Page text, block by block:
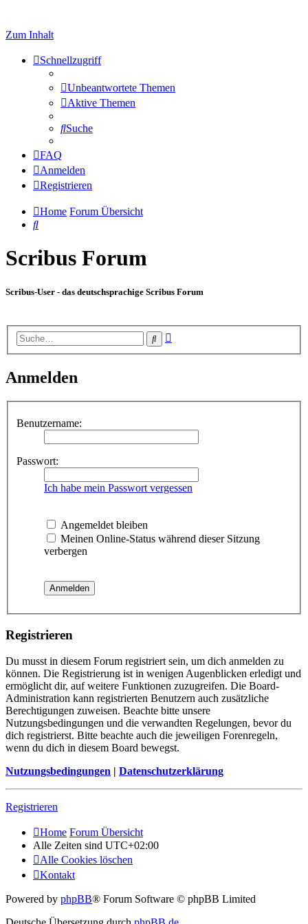
Zum Inhalt
Schnellzugriff
Unbeantwortete Themen
Aktive Themen
Suche
FAQ
Anmelden
Registrieren
Home Forum Übersicht
Suche
Scribus Forum
Scribus-User - das deutschsprachige Scribus Forum
Suche
Anmelden
Benutzername:
Passwort:
Ich habe mein Passwort vergessen
Angemeldet bleiben
Meinen Online-Status während dieser Sitzung
verbergen
Registrieren
Du musst in diesem Forum registriert sein, um dich anmelden zu
können. Die Registrierung ist in wenigen Augenblicken erledigt und
ermöglicht dir, auf weitere Funktionen zuzugreifen. Die Board-
Administration kann registrierten Benutzern auch zusätzliche
Berechtigungen zuweisen. Beachte bitte unsere
Nutzungsbedingungen und die verwandten Regelungen, bevor du
dich registrierst. Bitte beachte auch die jeweiligen Forenregeln,
wenn du dich in diesem Board bewegst.
Nutzungsbedingungen | Datenschutzerklärung
Registrieren
Home Forum Übersicht
Alle Zeiten sind UTC+02:00
Alle Cookies löschen
Kontakt
Powered by phpBB® Forum Software © phpBB Limited